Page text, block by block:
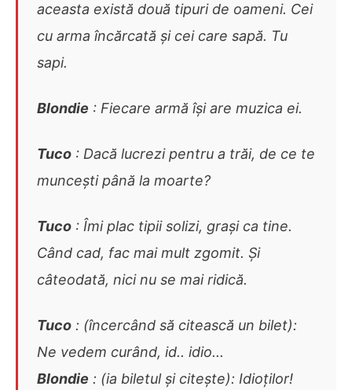
aceasta există două tipuri de oameni. Cei
cu arma încărcată și cei care sapă. Tu
sapi.
Blondie : Fiecare armă își are muzica ei.
Tuco : Dacă lucrezi pentru a trăi, de ce te
muncești până la moarte?
Tuco : Îmi plac tipii solizi, grași ca tine.
Când cad, fac mai mult zgomit. Și
câteodată, nici nu se mai ridică.
Tuco : (încercând să citească un bilet):
Ne vedem curând, id.. idio...
Blondie : (ia biletul și citește): Idioților!